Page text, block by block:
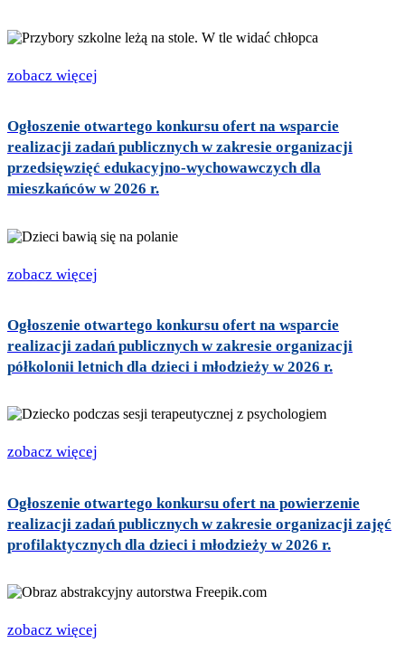
zobacz więcej
Ogłoszenie otwartego konkursu ofert na wsparcie
realizacji zadań publicznych w zakresie organizacji
przedsięwzięć edukacyjno-wychowawczych dla
mieszkańców w 2026 r.
zobacz więcej
Ogłoszenie otwartego konkursu ofert na wsparcie
realizacji zadań publicznych w zakresie organizacji
półkolonii letnich dla dzieci i młodzieży w 2026 r.
zobacz więcej
Ogłoszenie otwartego konkursu ofert na powierzenie
realizacji zadań publicznych w zakresie organizacji zajęć
profilaktycznych dla dzieci i młodzieży w 2026 r.
zobacz więcej